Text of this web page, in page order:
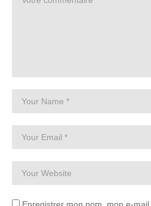
Enregistrer mon nom, mon e-